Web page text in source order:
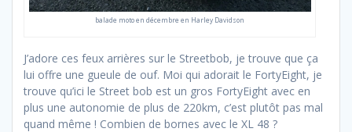
balade moto en décembre en Harley Davidson
J’adore ces feux arrières sur le Streetbob, je trouve que ça
lui offre une gueule de ouf. Moi qui adorait le FortyEight, je
trouve qu’ici le Street bob est un gros FortyEight avec en
plus une autonomie de plus de 220km, c’est plutôt pas mal
quand même ! Combien de bornes avec le XL 48 ?